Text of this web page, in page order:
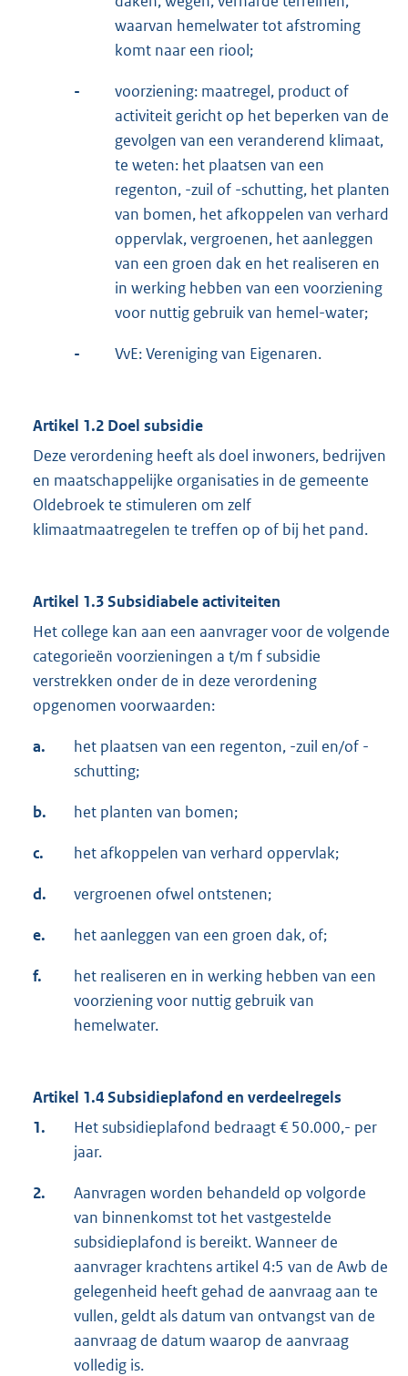
waarvan hemelwater tot afstroming
komt naar een riool;
-
voorziening: maatregel, product of
activiteit gericht op het beperken van de
gevolgen van een veranderend klimaat,
te weten: het plaatsen van een
regenton, -zuil of -schutting, het planten
van bomen, het afkoppelen van verhard
oppervlak, vergroenen, het aanleggen
van een groen dak en het realiseren en
in werking hebben van een voorziening
voor nuttig gebruik van hemel-water;
- VvE: Vereniging van Eigenaren.
Artikel 1.2 Doel subsidie
Deze verordening heeft als doel inwoners, bedrijven
en maatschappelijke organisaties in de gemeente
Oldebroek te stimuleren om zelf
klimaatmaatregelen te treffen op of bij het pand.
Artikel 1.3 Subsidiabele activiteiten
Het college kan aan een aanvrager voor de volgende
categorieën voorzieningen a t/m f subsidie
verstrekken onder de in deze verordening
opgenomen voorwaarden:
a.
het plaatsen van een regenton, -zuil en/of -
schutting;
b. het planten van bomen;
c. het afkoppelen van verhard oppervlak;
d. vergroenen ofwel ontstenen;
e. het aanleggen van een groen dak, of;
f.
het realiseren en in werking hebben van een
voorziening voor nuttig gebruik van
hemelwater.
Artikel 1.4 Subsidieplafond en verdeelregels
1.
Het subsidieplafond bedraagt € 50.000,- per
jaar.
2.
Aanvragen worden behandeld op volgorde
van binnenkomst tot het vastgestelde
subsidieplafond is bereikt. Wanneer de
aanvrager krachtens artikel 4:5 van de Awb de
gelegenheid heeft gehad de aanvraag aan te
vullen, geldt als datum van ontvangst van de
aanvraag de datum waarop de aanvraag
volledig is.